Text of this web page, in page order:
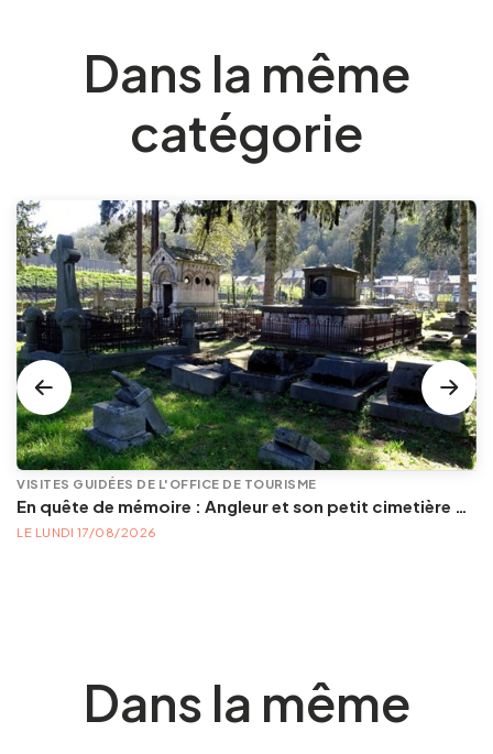
Dans la même
catégorie
VISITES GUIDÉES DE L'OFFICE DE TOURISME
En quête de mémoire : Angleur et son petit cimetière de la Diguette, promenade certes mortelle, mais bien vivante
LE LUNDI 17/08/2026
Dans la même